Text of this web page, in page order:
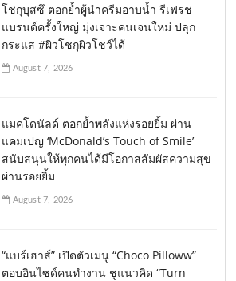
โชกุบุสซึ ตอกย้ำผู้นำครีมอาบน้ำ รีเฟรช
แบรนด์ครั้งใหญ่ มุ่งเจาะคนเจนใหม่ ปลุก
กระแส #ผิวโชกุผิวโชว์ได้
August 7, 2026
แมคโดนัลด์ ตอกย้ำพลังแห่งรอยยิ้ม ผ่าน
แคมเปญ ‘McDonald’s Touch of Smile’
สนับสนุนให้ทุกคนได้มีโอกาสสัมผัสความสุข
ผ่านรอยยิ้ม
August 7, 2026
“แบร์เฮาส์” เปิดตัวเมนู “Choco Pilloww”
ตอบอินไซด์คนทำงาน ชูแนวคิด “Turn